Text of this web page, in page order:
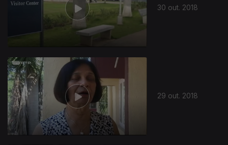
30 out. 2018
29 out. 2018